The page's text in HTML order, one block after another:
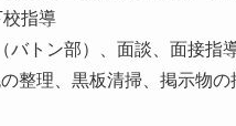
指導
トン部）、面談、面接指
整理、黒板清掃、掲示物